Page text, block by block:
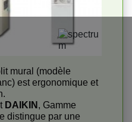
mural (modèle
est ergonomique et
DAIKIN , Gamme
distingue par une